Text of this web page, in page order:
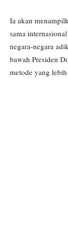
Ia akan
sama
negara-negara
bawah Presiden
metode yang